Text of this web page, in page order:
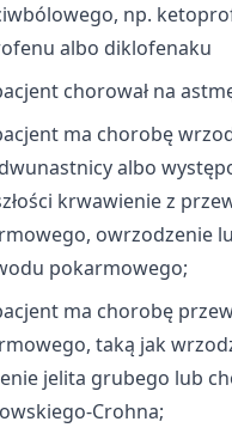
np.
albo diklofenaku
chorował na
ma chorobę
albo
krwawienie z
owrzodzenie
pokarmowego;
ma chorobę
taką jak
jelita grubego lub
Crohna;